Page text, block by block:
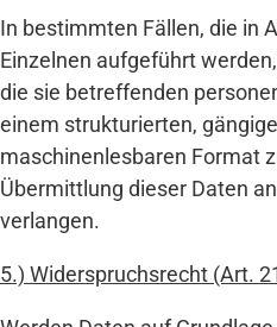
In bestimmten Fällen, die in
Einzelnen aufgeführt
die sie betreffenden
einem strukturierten,
maschinenlesbaren Format
Übermittlung dieser Daten
verlangen.
5.) Widerspruchsrecht (Art.